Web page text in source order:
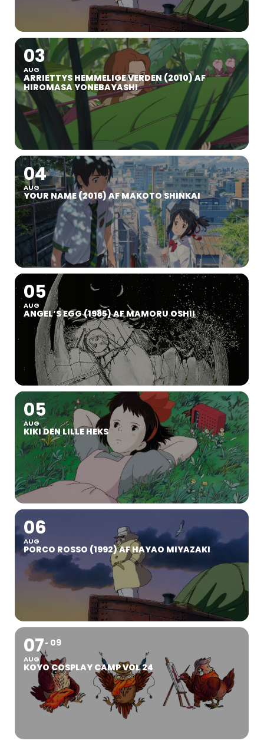
03
AUG
ARRIETTYS HEMMELIGE VERDEN (2010) AF
HIROMASA YONEBAYASHI
04
AUG
YOUR NAME (2016) AF MAKOTO SHINKAI
05
AUG
ANGEL’S EGG (1985) AF MAMORU OSHII
05
AUG
KIKI DEN LILLE HEKS
06
AUG
PORCO ROSSO (1992) AF HAYAO MIYAZAKI
07
AUG
09
KOYO COSPLAY CAMP VOL 24